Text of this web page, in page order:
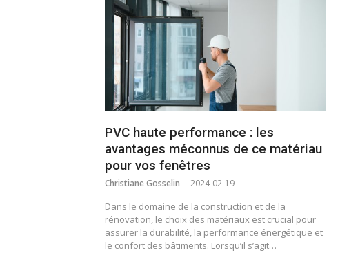
PVC haute performance : les
avantages méconnus de ce matériau
pour vos fenêtres
Christiane Gosselin 2024-02-19
Dans le domaine de la construction et de la
rénovation, le choix des matériaux est crucial pour
assurer la durabilité, la performance énergétique et
le confort des bâtiments. Lorsqu’il s’agit…